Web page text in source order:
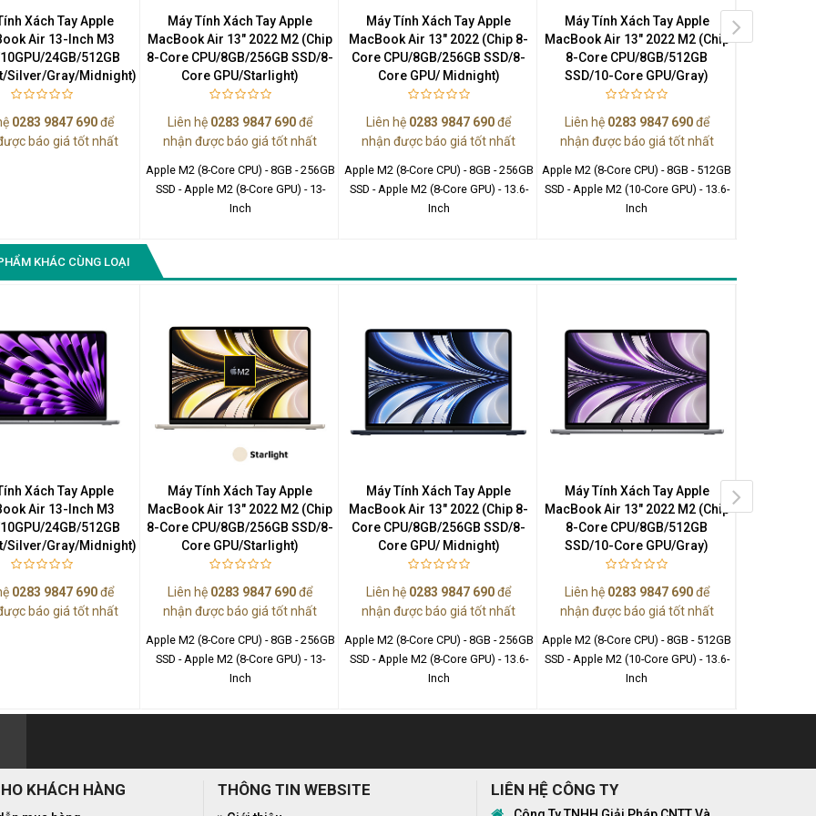
Xách Tay Apple
Air 13-Inch M3
24GB/512GB
Silver/Gray/Midnight)
0283 9847 690để
báo giá tốt nhất
Máy Tính Xách Tay Apple
MacBook Air 13" 2022 M2 (Chip
8-Core CPU/8GB/256GB SSD/8-
Core GPU/Starlight)
Liên hệ 0283 9847 690để
nhận được báo giá tốt nhất
Apple M2 (8-Core CPU) - 8GB - 256GB
SSD - Apple M2 (8-Core GPU) - 13-
Inch
Máy Tính Xách Tay Apple
MacBook Air 13" 2022 (Chip 8-
Core CPU/8GB/256GB SSD/8-
Core GPU/ Midnight)
Liên hệ 0283 9847 690để
nhận được báo giá tốt nhất
Apple M2 (8-Core CPU) - 8GB - 256GB
SSD - Apple M2 (8-Core GPU) - 13.6-
Inch
Máy Tính Xách Tay Apple
MacBook Air 13" 2022 M2 (Chip
8-Core CPU/8GB/512GB
SSD/10-Core GPU/Gray)
Liên hệ 0283 9847 690để
nhận được báo giá tốt nhất
Apple M2 (8-Core CPU) - 8GB - 512GB
SSD - Apple M2 (10-Core GPU) - 13.6-
Inch
MacBook
KHÁC CÙNG LOẠI
Xách Tay Apple
Air 13-Inch M3
24GB/512GB
Silver/Gray/Midnight)
0283 9847 690để
báo giá tốt nhất
Máy Tính Xách Tay Apple
MacBook Air 13" 2022 M2 (Chip
8-Core CPU/8GB/256GB SSD/8-
Core GPU/Starlight)
Liên hệ 0283 9847 690để
nhận được báo giá tốt nhất
Apple M2 (8-Core CPU) - 8GB - 256GB
SSD - Apple M2 (8-Core GPU) - 13-
Inch
Máy Tính Xách Tay Apple
MacBook Air 13" 2022 (Chip 8-
Core CPU/8GB/256GB SSD/8-
Core GPU/ Midnight)
Liên hệ 0283 9847 690để
nhận được báo giá tốt nhất
Apple M2 (8-Core CPU) - 8GB - 256GB
SSD - Apple M2 (8-Core GPU) - 13.6-
Inch
Máy Tính Xách Tay Apple
MacBook Air 13" 2022 M2 (Chip
8-Core CPU/8GB/512GB
SSD/10-Core GPU/Gray)
Liên hệ 0283 9847 690để
nhận được báo giá tốt nhất
Apple M2 (8-Core CPU) - 8GB - 512GB
SSD - Apple M2 (10-Core GPU) - 13.6-
Inch
MacBook
KHÁCH HÀNG THÔNG TIN WEBSITE LIÊN HỆ CÔNG TY